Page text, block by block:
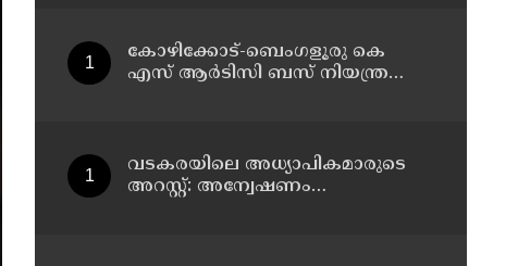
കോഴിക്കോട്-ബെംഗളൂരു കെ
എസ് ആര്‍ടിസി ബസ് നിയന്ത്രണം
വടകരയിലെ അധ്യാപികമാരുടെ
അറസ്റ്റ്: അന്വേഷണം